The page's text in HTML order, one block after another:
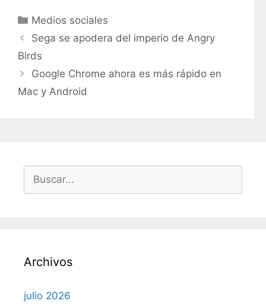
C
a
e
g
o
Medios sociales
Sega se apodera del imperio de Angry
Birds
Google Chrome ahora es más rápido en
Mac y Android
:
Archivos
julio 2026